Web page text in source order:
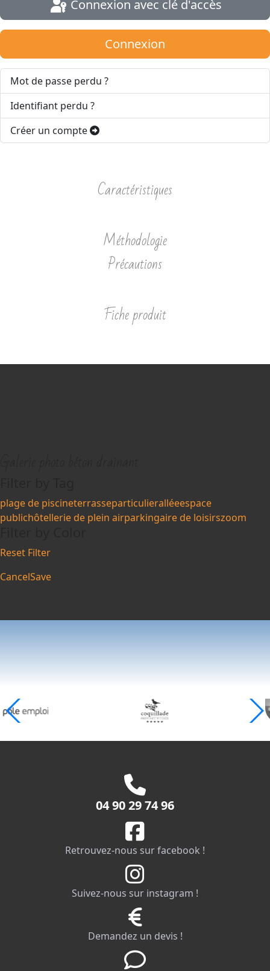
Connexion avec clé d'accès
Connexion
Mot de passe perdu ?
Identifiant perdu ?
Créer un compte
Caractéristiques
Méthodologie
Précautions
Fiche produit
plage de piscineterrasseparticulieralléeespace
publichôtellerie de plein airparkingaire de loisirszoom
Reset Filter
CancelSave
04 90 29 74 96
Retrouvez-nous sur facebook !
Suivez-nous sur instagram !
Demandez un devis !